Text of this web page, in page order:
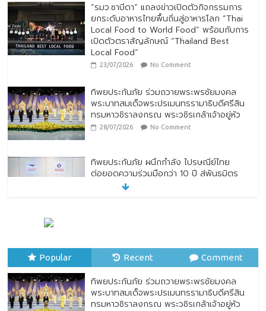
“รมว.ซาบีดา” แถลงข่าวเปิดตัวกิจกรรมการ
ยกระดับอาหารไทยพื้นถิ่นสู่อาหารโลก “Thai
Local Food to World Food” พร้อมกับการ
เปิดตัวตราสัญลักษณ์ “Thailand Best
Local Food”
23/07/2026 No Comment
ทิพยประกันภัย ร่วมถวายพระพรชัยมงคล
พระบาทสมเด็จพระปรเมนทรรามาธิบดีศรีสิน
ทรมหาวชิราลงกรณ พระวชิรเกล้าเจ้าอยู่หัว
28/07/2026 No Comment
ทิพยประกันภัย ผนึกกำลัง ไปรษณีย์ไทย
ต่อยอดความร่วมมือกว่า 10 ปี สู่พันธมิตร
เชิงกลยุทธ์ ยกระดับบริการดิจิทัลและการเข้า
24/07/2026 No Comment
Popular Recent Comment
ทิพยประกันภัย ร่วมถวายพระพรชัยมงคล
พระบาทสมเด็จพระปรเมนทรรามาธิบดีศรีสิน
ทรมหาวชิราลงกรณ พระวชิรเกล้าเจ้าอยู่หัว